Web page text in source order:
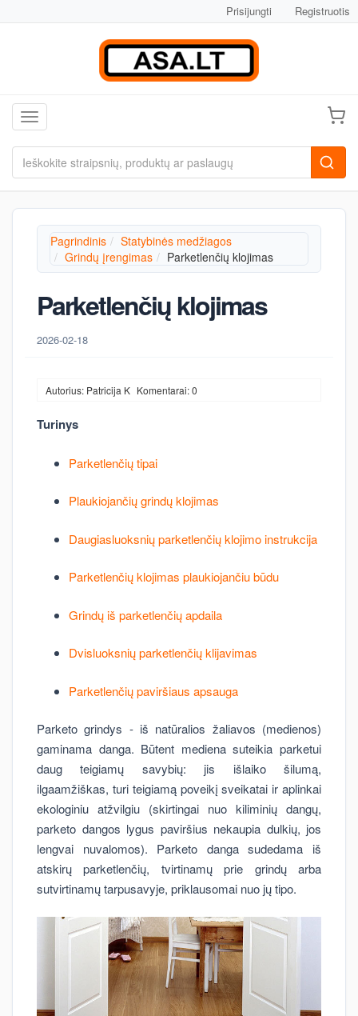
Prisijungti Registruotis
Toggle navigation
Pagrindinis
Statybinės medžiagos
Grindų įrengimas
Parketlenčių klojimas
Parketlenčių klojimas
2026-02-18
Autorius: Patricija K Komentarai: 0
Turinys
Parketlenčių tipai
Plaukiojančių grindų klojimas
Daugiasluoksnių parketlenčių klojimo instrukcija
Parketlenčių klojimas plaukiojančiu būdu
Grindų iš parketlenčių apdaila
Dvisluoksnių parketlenčių klijavimas
Parketlenčių paviršiaus apsauga
Parketo grindys - iš natūralios žaliavos (medienos)
gaminama danga. Būtent mediena suteikia parketui
daug teigiamų savybių: jis išlaiko šilumą,
ilgaamžiškas, turi teigiamą poveikį sveikatai ir aplinkai
ekologiniu atžvilgiu (skirtingai nuo kiliminių dangų,
parketo dangos lygus paviršius nekaupia dulkių, jos
lengvai nuvalomos). Parketo danga sudedama iš
atskirų parketlenčių, tvirtinamų prie grindų arba
sutvirtinamų tarpusavyje, priklausomai nuo jų tipo.